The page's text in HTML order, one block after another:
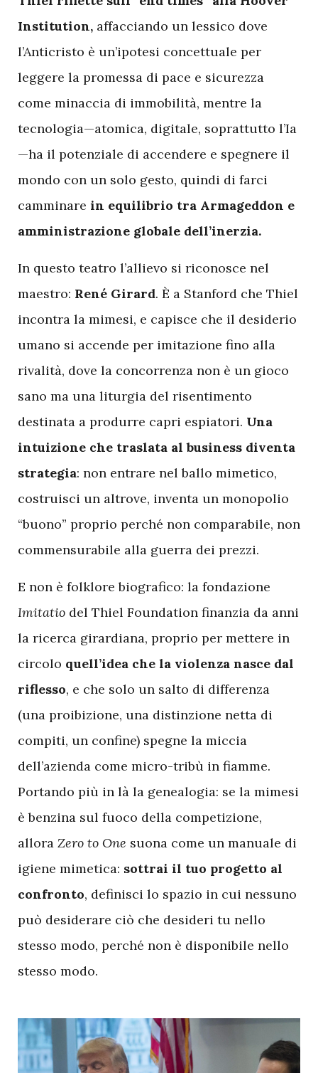
Institution, affacciando un lessico dove
l’Anticristo è un’ipotesi concettuale per
leggere la promessa di pace e sicurezza
come minaccia di immobilità, mentre la
tecnologia—atomica, digitale, soprattutto l’Ia
—ha il potenziale di accendere e spegnere il
mondo con un solo gesto, quindi di farci
camminare in equilibrio tra Armageddon e
amministrazione globale dell’inerzia.
In questo teatro l’allievo si riconosce nel
maestro: René Girard. È a Stanford che Thiel
incontra la mimesi, e capisce che il desiderio
umano si accende per imitazione fino alla
rivalità, dove la concorrenza non è un gioco
sano ma una liturgia del risentimento
destinata a produrre capri espiatori. Una
intuizione che traslata al business diventa
strategia: non entrare nel ballo mimetico,
costruisci un altrove, inventa un monopolio
“buono” proprio perché non comparabile, non
commensurabile alla guerra dei prezzi.
E non è folklore biografico: la fondazione
Imitatio del Thiel Foundation finanzia da anni
la ricerca girardiana, proprio per mettere in
circolo quell’idea che la violenza nasce dal
riflesso, e che solo un salto di differenza
(una proibizione, una distinzione netta di
compiti, un confine) spegne la miccia
dell’azienda come micro-tribù in fiamme.
Portando più in là la genealogia: se la mimesi
è benzina sul fuoco della competizione,
allora Zero to One suona come un manuale di
igiene mimetica: sottrai il tuo progetto al
confronto, definisci lo spazio in cui nessuno
può desiderare ciò che desideri tu nello
stesso modo, perché non è disponibile nello
stesso modo.